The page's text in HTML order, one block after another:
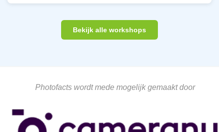
Bekijk alle workshops
Photofacts wordt mede mogelijk gemaakt door